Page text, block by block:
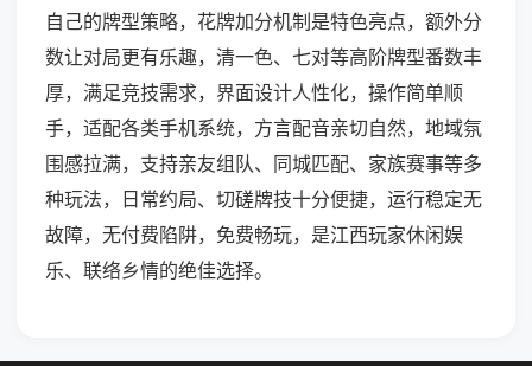
自己的牌型策略，花牌加分机制是特色亮点，额外分
数让对局更有乐趣，清一色、七对等高阶牌型番数丰
厚，满足竞技需求，界面设计人性化，操作简单顺
手，适配各类手机系统，方言配音亲切自然，地域氛
围感拉满，支持亲友组队、同城匹配、家族赛事等多
种玩法，日常约局、切磋牌技十分便捷，运行稳定无
故障，无付费陷阱，免费畅玩，是江西玩家休闲娱
乐、联络乡情的绝佳选择。